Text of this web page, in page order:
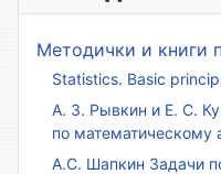
Методички и книги
Statistics. Basic
А. З. Рывкин и Е. С.
по математическому
А.С. Шапкин Задачи